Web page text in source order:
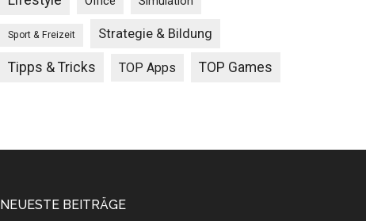
Sport & Freizeit Strategie & Bildung
Tipps & Tricks TOP Apps TOP Games
NEUESTE BEITRÄGE